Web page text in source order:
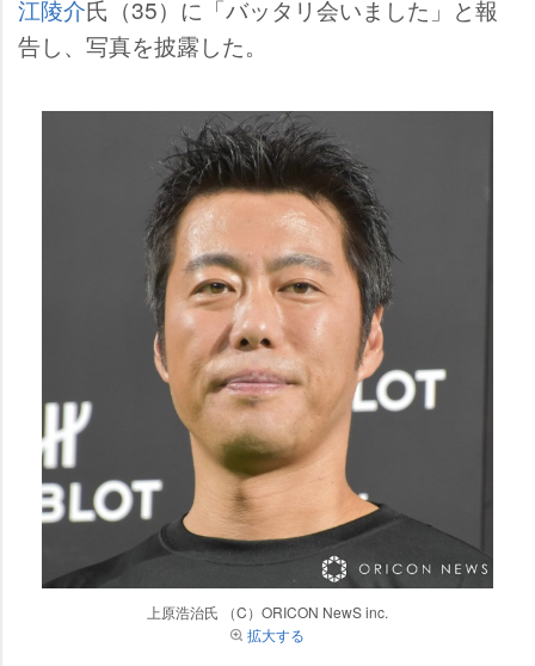
江陵介氏（35）に「バッタリ会いました」と報
告し、写真を披露した。
上原浩治氏 （C）ORICON NewS inc.
拡大する